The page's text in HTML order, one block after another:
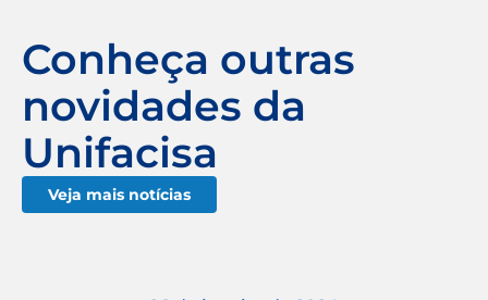
Conheça outras
novidades da
Unifacisa
Veja mais notícias